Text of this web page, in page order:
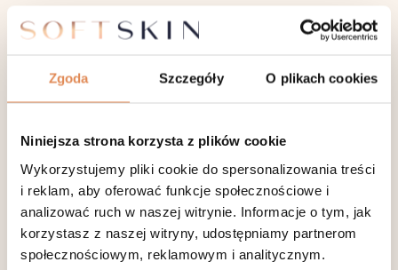
Zgoda Szczegóły O plikach cookies
Niniejsza strona korzysta z plików cookie
Wykorzystujemy pliki cookie do spersonalizowania treści
i reklam, aby oferować funkcje społecznościowe i
analizować ruch w naszej witrynie. Informacje o tym, jak
korzystasz z naszej witryny, udostępniamy partnerom
społecznościowym, reklamowym i analitycznym.